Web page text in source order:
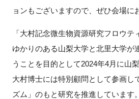
ョンもございますので、ぜひ会場に
「大村記念微生物資源研究フロウテ
ゆかりのある山梨大学と北里大学が
うことを目的として2024年4月に山
大村博士には特別顧問として参画し
ズム」のもと研究を推進しています